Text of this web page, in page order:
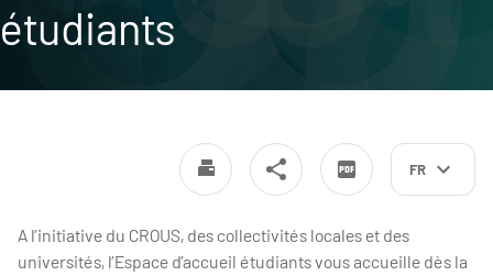
étudiants
FR
A l’initiative du CROUS, des collectivités locales et des
universités, l’Espace d’accueil étudiants vous accueille dès la